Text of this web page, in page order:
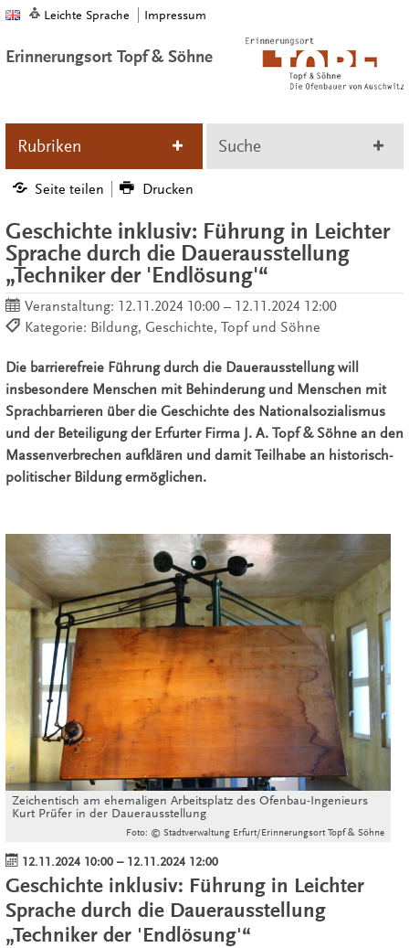
Leichte Sprache Impressum
Erinnerungsort Topf & Söhne
Rubriken Suche
Seite teilen Drucken
Geschichte inklusiv: Führung in Leichter
Sprache durch die Dauerausstellung
„Techniker der 'Endlösung'“
Veranstaltung: 12.11.2024 10:00 – 12.11.2024 12:00
Kategorie: Bildung, Geschichte, Topf und Söhne
Die barrierefreie Führung durch die Dauerausstellung will
insbesondere Menschen mit Behinderung und Menschen mit
Sprachbarrieren über die Geschichte des Nationalsozialismus
und der Beteiligung der Erfurter Firma J. A. Topf & Söhne an den
Massenverbrechen aufklären und damit Teilhabe an historisch-
politischer Bildung ermöglichen.
Zeichentisch am ehemaligen Arbeitsplatz des Ofenbau-Ingenieurs
Kurt Prüfer in der Dauerausstellung
Foto: © Stadtverwaltung Erfurt/Erinnerungsort Topf & Söhne
12.11.2024 10:00 – 12.11.2024 12:00
Geschichte inklusiv: Führung in Leichter
Sprache durch die Dauerausstellung
„Techniker der 'Endlösung'“